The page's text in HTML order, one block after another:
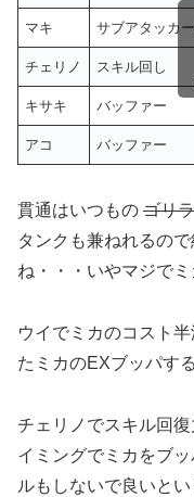
マキ サブアタッカ
チェリノ スキル回し
キサキ バッファー
アコ バッファー
貫通はいつもの ゴリラ
タンクも兼ねれるの
ね・・・いやマジで
ウイでミカのコスト
たミカのEXブッパす
チェリノでスキル回
イミングでミカをブ
ルもしないで良いと